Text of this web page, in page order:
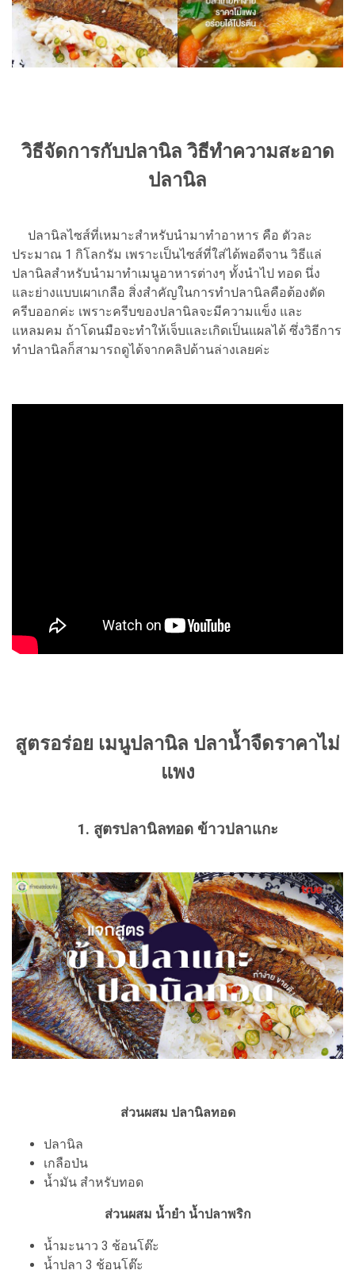
วิธีจัดการกับปลานิล วิธีทำความสะอาด
ปลานิล
ปลานิลไซส์ที่เหมาะสำหรับนำมาทำอาหาร คือ ตัวละ
ประมาณ 1 กิโลกรัม เพราะเป็นไซส์ที่ใส่ได้พอดีจาน วิธีแล่
ปลานิลสำหรับนำมาทำเมนูอาหารต่างๆ ทั้งนำไป ทอด นึ่ง
และย่างแบบเผาเกลือ สิ่งสำคัญในการทำปลานิลคือต้องตัด
ครีบออกค่ะ เพราะครีบของปลานิลจะมีความแข็ง และ
แหลมคม ถ้าโดนมือจะทำให้เจ็บและเกิดเป็นแผลได้ ซึ่งวิธีการ
ทำปลานิลก็สามารถดูได้จากคลิปด้านล่างเลยค่ะ
สูตรอร่อย เมนูปลานิล ปลาน้ำจืดราคาไม่
แพง
1. สูตรปลานิลทอด ข้าวปลาแกะ
ส่วนผสม ปลานิลทอด
ปลานิล
เกลือป่น
น้ำมัน สำหรับทอด
ส่วนผสม น้ำยำ น้ำปลาพริก
น้ำมะนาว 3 ช้อนโต๊ะ
น้ำปลา 3 ช้อนโต๊ะ